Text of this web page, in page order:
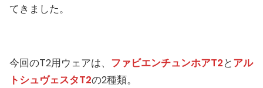
てきました。
今回のT2用ウェアは、 ファビエンチュンホアT2とアル
トシュヴェスタT2の2種類。